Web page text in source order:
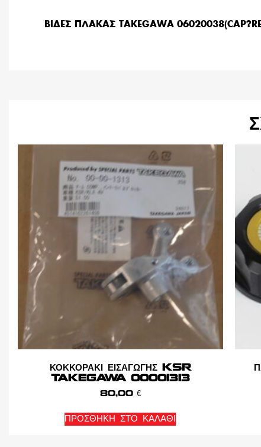
ΒΙΔΕΣ ΠΛΑΚΑΣ TAKEGAWA
ΚΟΚΚΟΡΑΚΙ ΕΙΣΑΓΩΓΗΣ KSR
TAKEGAWA 00001313
80,00 €
ΠΡΟΣΘΉΚΗ ΣΤΟ ΚΑΛΆΘΙ